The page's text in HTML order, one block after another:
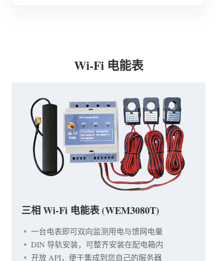
Wi-Fi 电能表
三相 Wi-Fi 电能表 (WEM3080T)
一台电表即可双向监测用电与馈网电量
DIN 导轨安装，可整齐安装在配电箱内
开放 API，便于集成到您自己的服务器